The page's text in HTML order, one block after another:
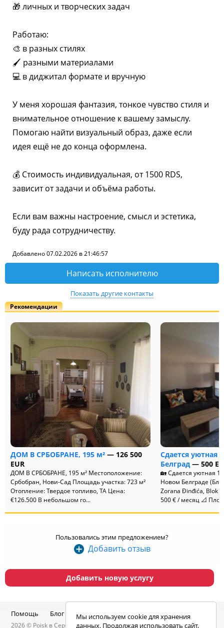
🎁 личных и творческих задач
Работаю:
🎨 в разных стилях
🖌 разными материалами
💻 в диджитал формате и вручную
У меня хорошая фантазия, тонкое чувство стиля и
внимательное отношение к вашему замыслу.
Помогаю найти визуальный образ, даже если
идея ещё не до конца оформлена.
💰 Стоимость индивидуальная, от 1500 RDS,
зависит от задачи и объёма работы.
Если вам важны настроение, смысл и эстетика,
буду рада сотрудничеству.
Добавлено 07.02.2026 в 21:46:57
Написать исполнителю
Показать другие контакты
Рекомендации
ДОМ В СРБОБРАНЕ, 195 м²— 126 500
EUR
ДОМ В СРБОБРАНЕ, 195 м² Местоположение:
Србобран, Нови-Сад Площадь участка: 723 м²
Отопление: Твердое топливо, ТА Цена:
€126.500 В небольшом го...
Сдается уютная
Белград— 500
🏡 Сдается уютная
Новом Белграде
Zorana Đinđića, Blok
500 € / месяц 📐
Пользовались этим предложением?
Добавить отзыв
Добавить новую услугу
Помощь Блог Telegram-канал Чат
2026 © Poisk в Сербии — услуги специалистов, объявления:
Мы используем cookie для хранения
данных. Продолжая использовать сайт,